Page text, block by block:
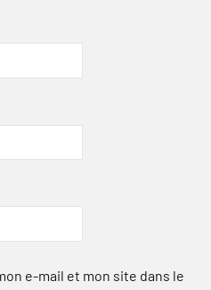
e-mail et mon site dans le